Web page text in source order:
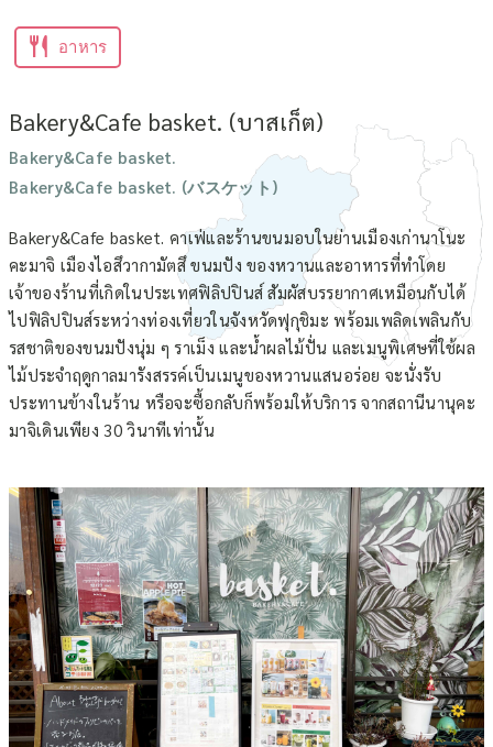
อาหาร
Bakery&Cafe basket. (บาสเก็ต)
Bakery&Cafe basket.
Bakery&Cafe basket. (バスケット)
Bakery&Cafe basket. คาเฟ่และร้านขนมอบในย่านเมืองเก่านาโนะ
คะมาจิ เมืองไอสึวากามัตสึ ขนมปัง ของหวานและอาหารที่ทำโดย
เจ้าของร้านที่เกิดในประเทศฟิลิปปินส์ สัมผัสบรรยากาศเหมือนกับได้
ไปฟิลิปปินส์ระหว่างท่องเที่ยวในจังหวัดฟุกุชิมะ พร้อมเพลิดเพลินกับ
รสชาติของขนมปังนุ่ม ๆ ราเม็ง และน้ำผลไม้ปั่น และเมนูพิเศษที่ใช้ผล
ไม้ประจำฤดูกาลมารังสรรค์เป็นเมนูของหวานแสนอร่อย จะนั่งรับ
ประทานข้างในร้าน หรือจะซื้อกลับก็พร้อมให้บริการ จากสถานีนานุคะ
มาจิเดินเพียง 30 วินาทีเท่านั้น